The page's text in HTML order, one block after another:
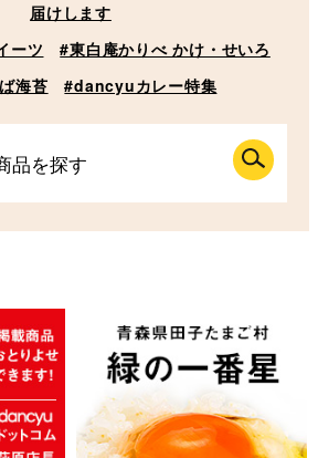
届けします
ーツ
#東白庵かりべ かけ・せいろ
海苔
#dancyuカレー特集